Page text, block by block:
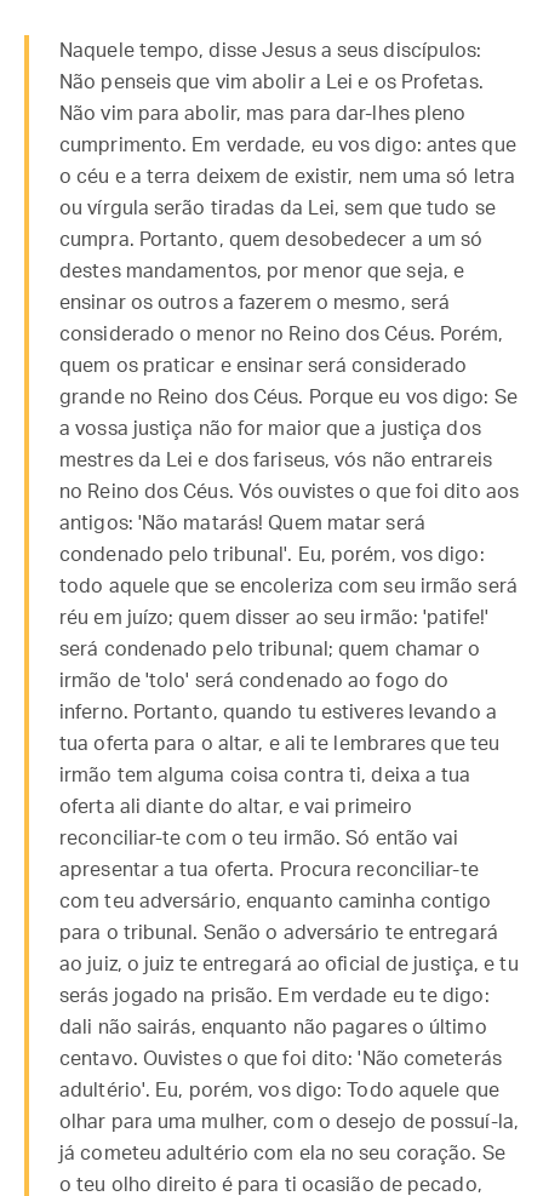
Naquele tempo, disse Jesus a seus discípulos:
Não penseis que vim abolir a Lei e os Profetas.
Não vim para abolir, mas para dar-lhes pleno
cumprimento. Em verdade, eu vos digo: antes que
o céu e a terra deixem de existir, nem uma só letra
ou vírgula serão tiradas da Lei, sem que tudo se
cumpra. Portanto, quem desobedecer a um só
destes mandamentos, por menor que seja, e
ensinar os outros a fazerem o mesmo, será
considerado o menor no Reino dos Céus. Porém,
quem os praticar e ensinar será considerado
grande no Reino dos Céus. Porque eu vos digo: Se
a vossa justiça não for maior que a justiça dos
mestres da Lei e dos fariseus, vós não entrareis
no Reino dos Céus. Vós ouvistes o que foi dito aos
antigos: 'Não matarás! Quem matar será
condenado pelo tribunal'. Eu, porém, vos digo:
todo aquele que se encoleriza com seu irmão será
réu em juízo; quem disser ao seu irmão: 'patife!'
será condenado pelo tribunal; quem chamar o
irmão de 'tolo' será condenado ao fogo do
inferno. Portanto, quando tu estiveres levando a
tua oferta para o altar, e ali te lembrares que teu
irmão tem alguma coisa contra ti, deixa a tua
oferta ali diante do altar, e vai primeiro
reconciliar-te com o teu irmão. Só então vai
apresentar a tua oferta. Procura reconciliar-te
com teu adversário, enquanto caminha contigo
para o tribunal. Senão o adversário te entregará
ao juiz, o juiz te entregará ao oficial de justiça, e tu
serás jogado na prisão. Em verdade eu te digo:
dali não sairás, enquanto não pagares o último
centavo. Ouvistes o que foi dito: 'Não cometerás
adultério'. Eu, porém, vos digo: Todo aquele que
olhar para uma mulher, com o desejo de possuí-la,
já cometeu adultério com ela no seu coração. Se
o teu olho direito é para ti ocasião de pecado,